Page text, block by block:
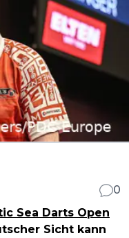
0
Sea Darts Open
Sicht kann